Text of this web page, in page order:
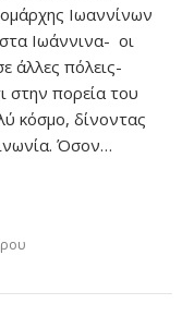
Ιωαννίνων
Ιωάννινα- οι
άλλες πόλεις-
στην πορεία του
κόσμο, δίνοντας
Όσον…